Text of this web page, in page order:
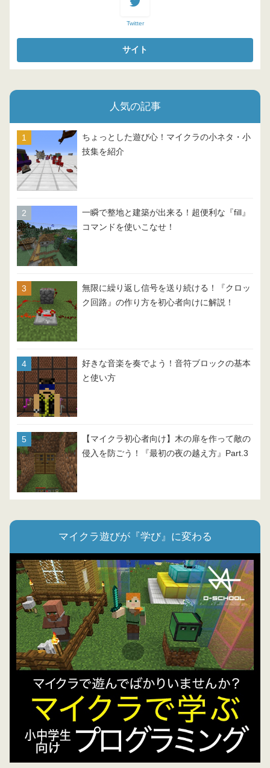
Twitter
人気の記事
ちょっとした遊び心！マイクラの小ネタ・小
技集を紹介
一瞬で整地と建築が出来る！超便利な『fill』
コマンドを使いこなせ！
無限に繰り返し信号を送り続ける！『クロッ
ク回路』の作り方を初心者向けに解説！
好きな音楽を奏でよう！音符ブロックの基本
と使い方
【マイクラ初心者向け】木の扉を作って敵の
侵入を防ごう！『最初の夜の越え方』Part.3
マイクラ遊びが『学び』に変わる